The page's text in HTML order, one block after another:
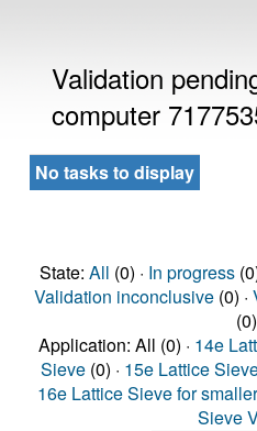
Validation
computer
No tasks to display
State: All (0) · In progress
Validation inconclusive(0) ·
(0)
Application: All (0) · 14e
Sieve (0) · 15e Lattice
16e Lattice Sieve for
Sieve